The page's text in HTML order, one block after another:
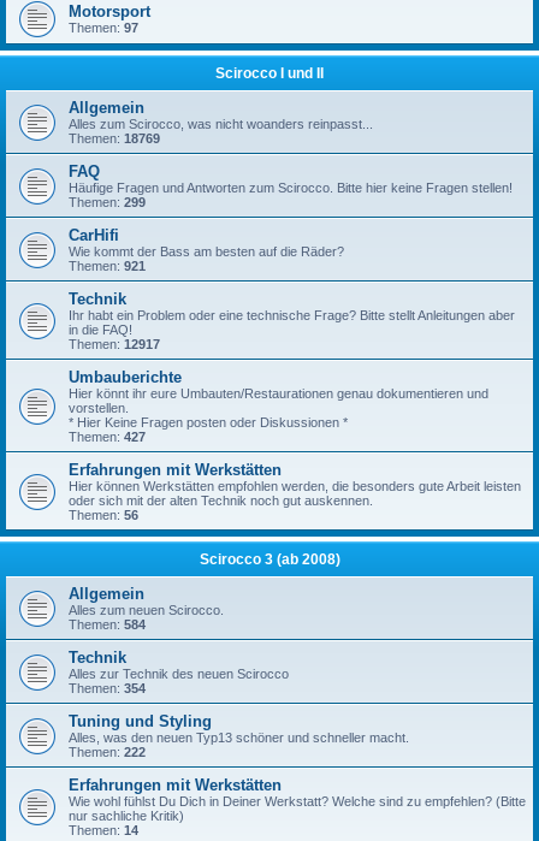
Motorsport
Themen: 97
Scirocco I und II
Allgemein
Alles zum Scirocco, was nicht woanders reinpasst...
Themen: 18769
FAQ
Häufige Fragen und Antworten zum Scirocco. Bitte hier keine Fragen stellen!
Themen: 299
CarHifi
Wie kommt der Bass am besten auf die Räder?
Themen: 921
Technik
Ihr habt ein Problem oder eine technische Frage? Bitte stellt Anleitungen aber
in die FAQ!
Themen: 12917
Umbauberichte
Hier könnt ihr eure Umbauten/Restaurationen genau dokumentieren und
vorstellen.
* Hier Keine Fragen posten oder Diskussionen *
Themen: 427
Erfahrungen mit Werkstätten
Hier können Werkstätten empfohlen werden, die besonders gute Arbeit leisten
oder sich mit der alten Technik noch gut auskennen.
Themen: 56
Scirocco 3 (ab 2008)
Allgemein
Alles zum neuen Scirocco.
Themen: 584
Technik
Alles zur Technik des neuen Scirocco
Themen: 354
Tuning und Styling
Alles, was den neuen Typ13 schöner und schneller macht.
Themen: 222
Erfahrungen mit Werkstätten
Wie wohl fühlst Du Dich in Deiner Werkstatt? Welche sind zu empfehlen? (Bitte
nur sachliche Kritik)
Themen: 14